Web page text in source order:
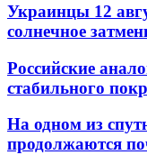
Украинцы 12
солнечное
Российские
стабильного
На одном из
продолжаются